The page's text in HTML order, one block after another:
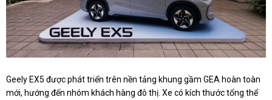
Geely EX5 được phát triển trên nền tảng khung gầm GEA hoàn toàn
mới, hướng đến nhóm khách hàng đô thị. Xe có kích thước tổng thể